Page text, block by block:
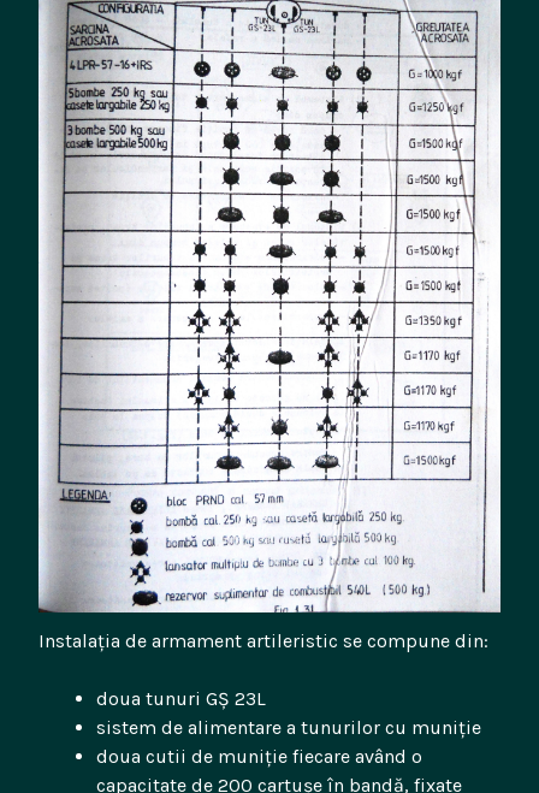
Instalația de armament artileristic se compune din:
doua tunuri GȘ 23L
sistem de alimentare a tunurilor cu muniție
doua cutii de muniție fiecare având o
capacitate de 200 cartușe în bandă, fixate